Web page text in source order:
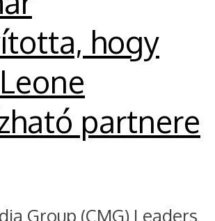
hogy
partnere
Group (CMG) Leaders